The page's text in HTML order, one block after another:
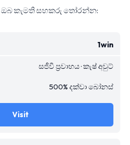
ඔබ කැමති සහකරු තෝරන්න:
1win
සජීවී ප්‍රවාහය · කැෂ් අවුට්
500% දක්වා බෝනස්
Visit